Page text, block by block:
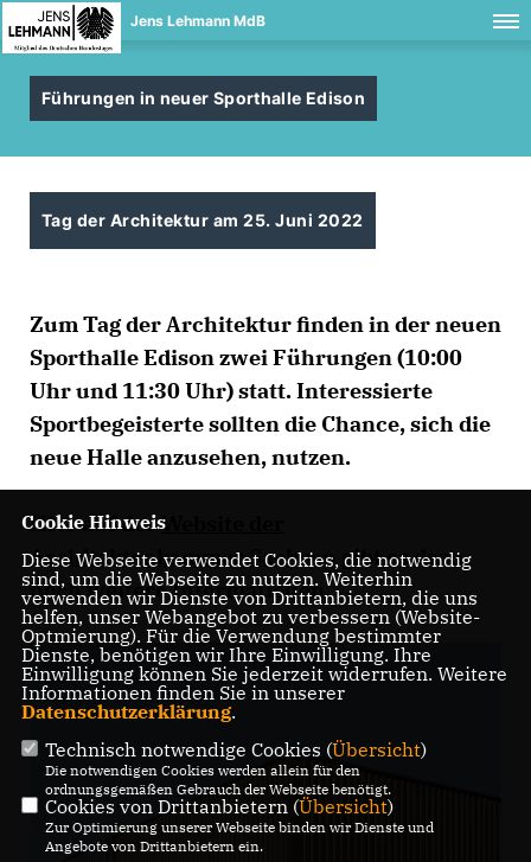
Jens Lehmann MdB
Führungen in neuer Sporthalle Edison
Tag der Architektur am 25. Juni 2022
Zum Tag der Architektur finden in der neuen
Sporthalle Edison zwei Führungen (10:00
Uhr und 11:30 Uhr) statt. Interessierte
Sportbegeisterte sollten die Chance, sich die
neue Halle anzusehen, nutzen.
Hier auf derWebsite der
Architektenkammer Sachsen gibt es dazu
noch weitere Informationen.
Cookie Hinweis
Diese Webseite verwendet Cookies, die notwendig
sind, um die Webseite zu nutzen. Weiterhin
verwenden wir Dienste von Drittanbietern, die uns
helfen, unser Webangebot zu verbessern (Website-
Optmierung). Für die Verwendung bestimmter
Dienste, benötigen wir Ihre Einwilligung. Ihre
Einwilligung können Sie jederzeit widerrufen. Weitere
Informationen finden Sie in unserer
Datenschutzerklärung.
Technisch notwendige Cookies (Übersicht)
Die notwendigen Cookies werden allein für den
ordnungsgemäßen Gebrauch der Webseite benötigt.
Cookies von Drittanbietern (Übersicht)
Zur Optimierung unserer Webseite binden wir Dienste und
Angebote von Drittanbietern ein.